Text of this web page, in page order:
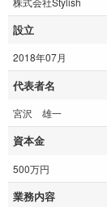
設立
2018年07月
代表者名
宮沢 雄一
資本金
500万円
業務内容